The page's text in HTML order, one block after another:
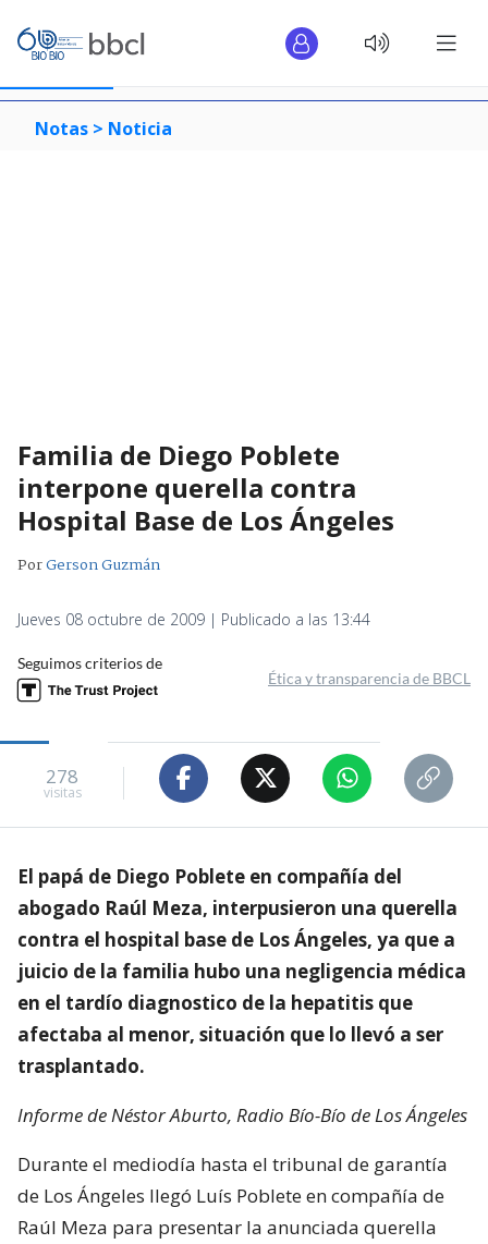
Notas > Noticia
Familia de Diego Poblete
interpone querella contra
Hospital Base de Los Ángeles
PorGerson Guzmán
Jueves 08 octubre de 2009 | Publicado a las 13:44
Seguimos criterios de
Ética y transparencia de BBCL
278
visitas
El papá de Diego Poblete en compañía del
abogado Raúl Meza, interpusieron una querella
contra el hospital base de Los Ángeles, ya que a
juicio de la familia hubo una negligencia médica
en el tardío diagnostico de la hepatitis que
afectaba al menor, situación que lo llevó a ser
trasplantado.
Informe de Néstor Aburto, Radio Bío-Bío de Los Ángeles
Durante el mediodía hasta el tribunal de garantía
de Los Ángeles llegó Luís Poblete en compañía de
Raúl Meza para presentar la anunciada querella